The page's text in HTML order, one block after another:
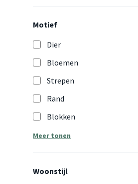
Motief
Dier
Bloemen
Strepen
Rand
Blokken
Meer tonen
Woonstijl